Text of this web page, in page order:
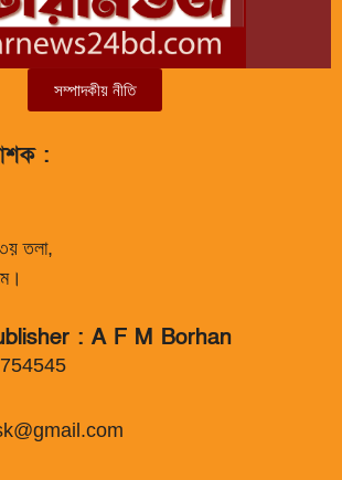
সম্পাদকীয় নীতি
:
তলা,
: A F M Borhan